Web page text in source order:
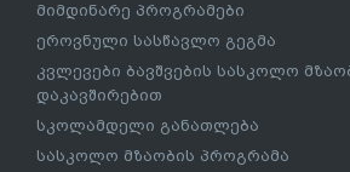
მიმდინარე პროგრამები
ეროვნული სასწავლო გეგმა
კვლევები ბავშვების სასკოლო
დაკავშირებით
სკოლამდელი განათლება
სასკოლო მზაობის პროგრამა